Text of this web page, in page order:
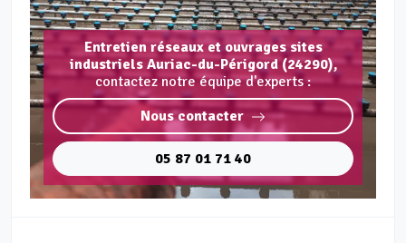
Entretien réseaux et ouvrages sites
industriels Auriac-du-Périgord (24290),
contactez notre équipe d'experts :
Nous contacter
05 87 01 71 40